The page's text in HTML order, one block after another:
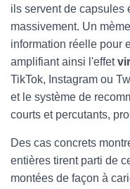
ils servent de capsules
massivement. Un
information réelle pour
amplifiant ainsi l'effet
TikTok, Instagram ou
et le système de
courts et percutants,
Des cas concrets
entières tirent parti de
montées de façon à